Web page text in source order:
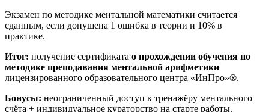
Экзамен по методике ментальной математики считается
сданным, если допущена 1 ошибка в теории и 10% в
практике.
Итог: получение сертификата о прохождении обучения по
методике преподавания ментальной арифметики
лицензированного образовательного центра «ИнПро»®.
Бонусы: неограниченный доступ к тренажёру ментального
счёта + индивидуальное кураторство на старте работы.